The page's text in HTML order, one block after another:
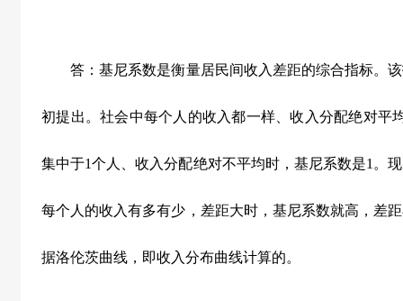
答：基尼系数是衡量居民间收入差距的综合指标。
初提出。社会中每个人的收入都一样、收入分配绝对平
集中于1个人、收入分配绝对不平均时，基尼系数是1。
每个人的收入有多有少，差距大时，基尼系数就高，差
据洛伦茨曲线，即收入分布曲线计算的。